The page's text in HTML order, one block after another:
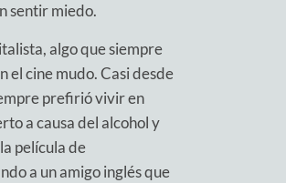
sentir miedo.
algo que siempre
el cine mudo. Casi desde
prefirió vivir en
a causa del alcohol y
película de
a un amigo inglés que